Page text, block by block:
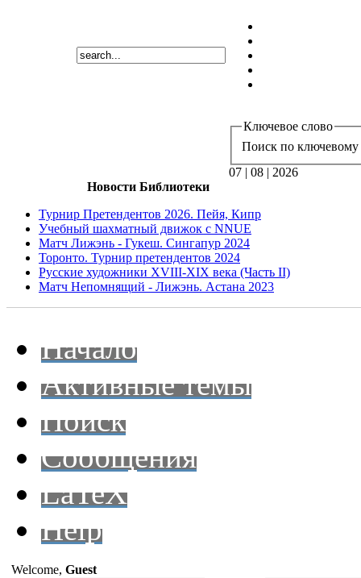
Ключевое слово
Поиск по ключевому
07 | 08 | 2026
Новости Библиотеки
Турнир Претендентов 2026. Пейя, Кипр
Учебный шахматный движок с NNUE
Матч Лижэнь - Гукеш. Сингапур 2024
Торонто. Турнир претендентов 2024
Русские художники XVIII-XIX века (Часть II)
Матч Непомнящий - Лижэнь. Астана 2023
Начало
Активные темы
Поиск
Сообщения
LaTeX
Help
Welcome, Guest